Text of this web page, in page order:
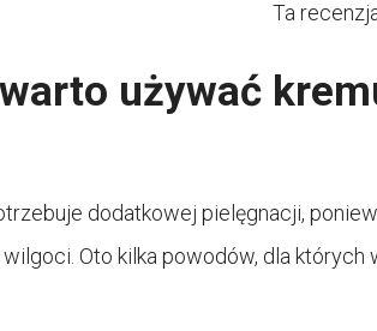
Ta
używać
dodatkowej pielęgnacji,
Oto kilka powodów, dla